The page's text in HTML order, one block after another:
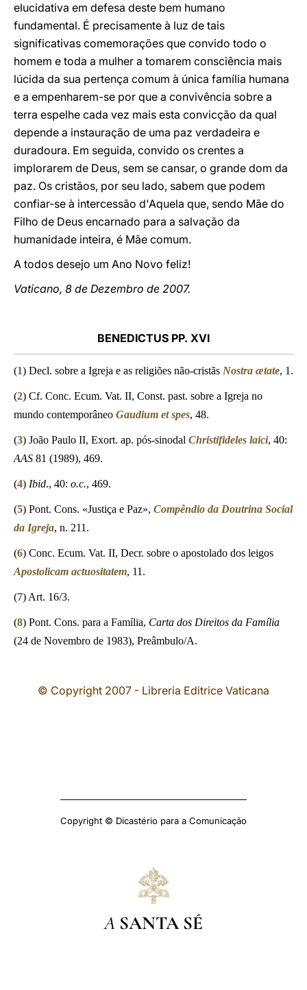
elucidativa em defesa deste bem humano
fundamental. É precisamente à luz de tais
significativas comemorações que convido todo o
homem e toda a mulher a tomarem consciência mais
lúcida da sua pertença comum à única família humana
e a empenharem-se por que a convivência sobre a
terra espelhe cada vez mais esta convicção da qual
depende a instauração de uma paz verdadeira e
duradoura. Em seguida, convido os crentes a
implorarem de Deus, sem se cansar, o grande dom da
paz. Os cristãos, por seu lado, sabem que podem
confiar-se à intercessão d'Aquela que, sendo Mãe do
Filho de Deus encarnado para a salvação da
humanidade inteira, é Mãe comum.
A todos desejo um Ano Novo feliz!
Vaticano, 8 de Dezembro de 2007.
BENEDICTUS PP. XVI
(1) Decl. sobre a Igreja e as religiões não-cristãs Nostra ætate, 1.
(2) Cf. Conc. Ecum. Vat. II, Const. past. sobre a Igreja no
mundo contemporâneo Gaudium et spes, 48.
(3) João Paulo II, Exort. ap. pós-sinodal Christifideles laici, 40:
AAS 81 (1989), 469.
(4) Ibid., 40: o.c., 469.
(5) Pont. Cons. «Justiça e Paz», Compêndio da Doutrina Social
da Igreja, n. 211.
(6) Conc. Ecum. Vat. II, Decr. sobre o apostolado dos leigos
Apostolicam actuositatem, 11.
(7) Art. 16/3.
(8) Pont. Cons. para a Família, Carta dos Direitos da Família
(24 de Novembro de 1983), Preâmbulo/A.
© Copyright 2007 - Libreria Editrice Vaticana
Copyright © Dicastério para a Comunicação
A SANTA SÉ